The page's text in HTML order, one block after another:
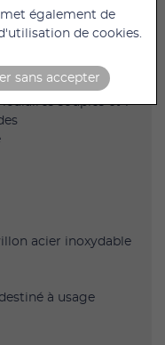
1 paire
membrane de
souples et 1
acier inoxydable
à usage
également de
de cookies.
sans accepter